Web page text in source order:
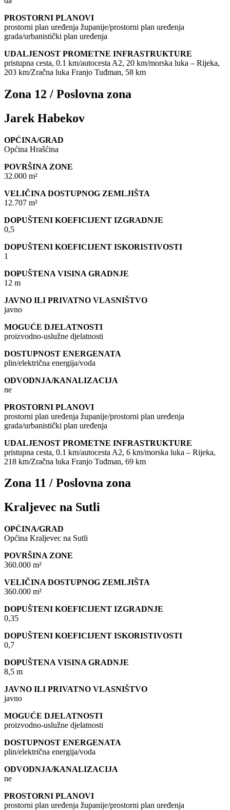
PROSTORNI PLANOVI
prostorni plan uređenja županije/prostorni plan uređenja
grada/urbanistički plan uređenja
UDALJENOST PROMETNE INFRASTRUKTURE
pristupna cesta, 0.1 km/autocesta A2, 20 km/morska luka – Rijeka,
203 km/Zračna luka Franjo Tuđman, 58 km
Zona 12 / Poslovna zona
Jarek Habekov
OPĆINA/GRAD
Općina Hrašćina
POVRŠINA ZONE
32.000 m²
VELIČINA DOSTUPNOG ZEMLJIŠTA
12.707 m²
DOPUŠTENI KOEFICIJENT IZGRADNJE
0,5
DOPUŠTENI KOEFICIJENT ISKORISTIVOSTI
1
DOPUŠTENA VISINA GRADNJE
12 m
JAVNO ILI PRIVATNO VLASNIŠTVO
javno
MOGUĆE DJELATNOSTI
proizvodno-uslužne djelatnosti
DOSTUPNOST ENERGENATA
plin/električna energija/voda
ODVODNJA/KANALIZACIJA
ne
PROSTORNI PLANOVI
prostorni plan uređenja županije/prostorni plan uređenja
grada/urbanistički plan uređenja
UDALJENOST PROMETNE INFRASTRUKTURE
pristupna cesta, 0.1 km/autocesta A2, 6 km/morska luka – Rijeka,
218 km/Zračna luka Franjo Tuđman, 69 km
Zona 11 / Poslovna zona
Kraljevec na Sutli
OPĆINA/GRAD
Općina Kraljevec na Sutli
POVRŠINA ZONE
360.000 m²
VELIČINA DOSTUPNOG ZEMLJIŠTA
360.000 m²
DOPUŠTENI KOEFICIJENT IZGRADNJE
0,35
DOPUŠTENI KOEFICIJENT ISKORISTIVOSTI
0,7
DOPUŠTENA VISINA GRADNJE
8,5 m
JAVNO ILI PRIVATNO VLASNIŠTVO
javno
MOGUĆE DJELATNOSTI
proizvodno-uslužne djelatnosti
DOSTUPNOST ENERGENATA
plin/električna energija/voda
ODVODNJA/KANALIZACIJA
ne
PROSTORNI PLANOVI
prostorni plan uređenja županije/prostorni plan uređenja